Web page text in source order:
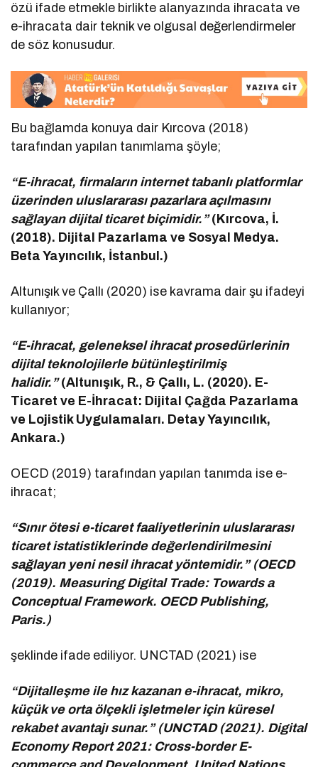
özü ifade etmekle birlikte alanyazında ihracata ve
e-ihracata dair teknik ve olgusal değerlendirmeler
de söz konusudur.
Bu bağlamda konuya dair Kırcova (2018)
tarafından yapılan tanımlama şöyle;
“E-ihracat, firmaların internet tabanlı platformlar
üzerinden uluslararası pazarlara açılmasını
sağlayan dijital ticaret biçimidir.”(Kırcova, İ.
(2018). Dijital Pazarlama ve Sosyal Medya.
Beta Yayıncılık, İstanbul.)
Altunışık ve Çallı (2020) ise kavrama dair şu ifadeyi
kullanıyor;
“E-ihracat, geleneksel ihracat prosedürlerinin
dijital teknolojilerle bütünleştirilmiş
halidir.”(Altunışık, R., & Çallı, L. (2020). E-
Ticaret ve E-İhracat: Dijital Çağda Pazarlama
ve Lojistik Uygulamaları. Detay Yayıncılık,
Ankara.)
OECD (2019) tarafından yapılan tanımda ise e-
ihracat;
“Sınır ötesi e-ticaret faaliyetlerinin uluslararası
ticaret istatistiklerinde değerlendirilmesini
sağlayan yeni nesil ihracat yöntemidir.” (OECD
(2019). Measuring Digital Trade: Towards a
Conceptual Framework. OECD Publishing,
Paris.)
şeklinde ifade ediliyor. UNCTAD (2021) ise
“Dijitalleşme ile hız kazanan e-ihracat, mikro,
küçük ve orta ölçekli işletmeler için küresel
rekabet avantajı sunar.” (UNCTAD (2021). Digital
Economy Report 2021: Cross-border E-